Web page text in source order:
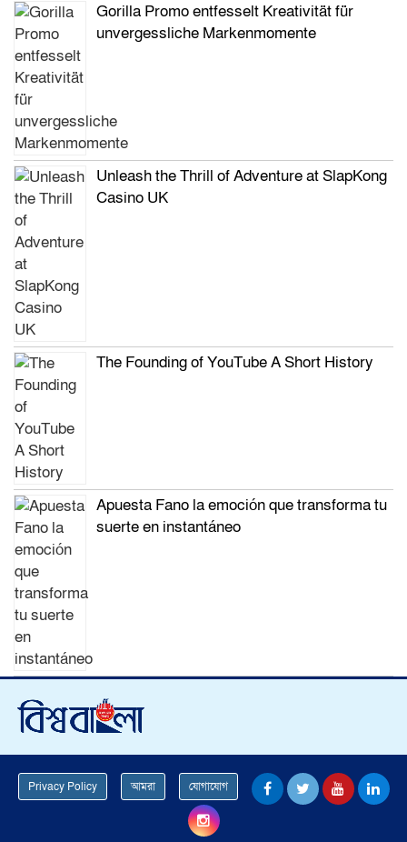
Gorilla Promo entfesselt Kreativität für
unvergessliche Markenmomente
Unleash the Thrill of Adventure at SlapKong
Casino UK
The Founding of YouTube A Short History
Apuesta Fano la emoción que transforma tu
suerte en instantáneo
Privacy Policy আমরা যোগাযোগ